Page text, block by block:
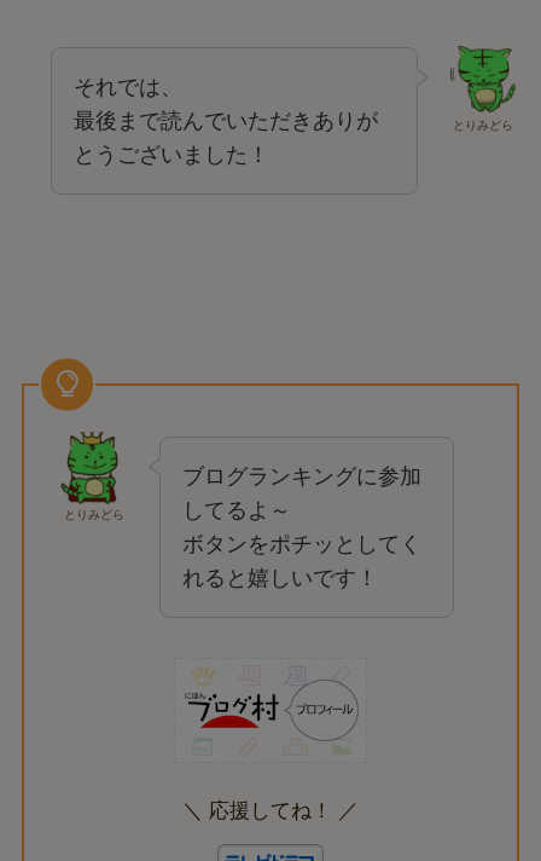
とりみどら
それでは、
最後まで読んでいただきありが
とうございました！
とりみどら
ブログランキングに参加
してるよ～
ボタンをポチッとしてく
れると嬉しいです！
＼ 応援してね！ ／